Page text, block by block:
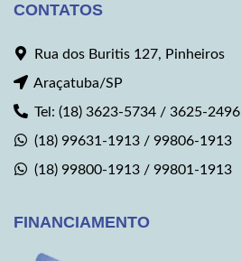
CONTATOS
Rua dos Buritis 127, Pinheiros
Araçatuba/SP
Tel: (18) 3623-5734 / 3625-2496
(18) 99631-1913 / 99806-1913
(18) 99800-1913 / 99801-1913
FINANCIAMENTO